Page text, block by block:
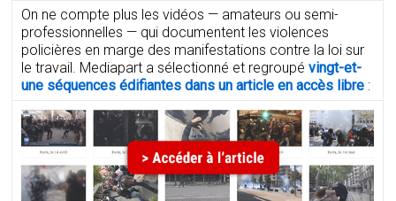
On ne compte plus les vidéos — amateurs ou semi-
professionnelles — qui documentent les violences
policières en marge des manifestations contre la loi sur
le travail. Mediapart a sélectionné et regroupévingt-et-
une séquences édifiantes dans un article en accès libre :